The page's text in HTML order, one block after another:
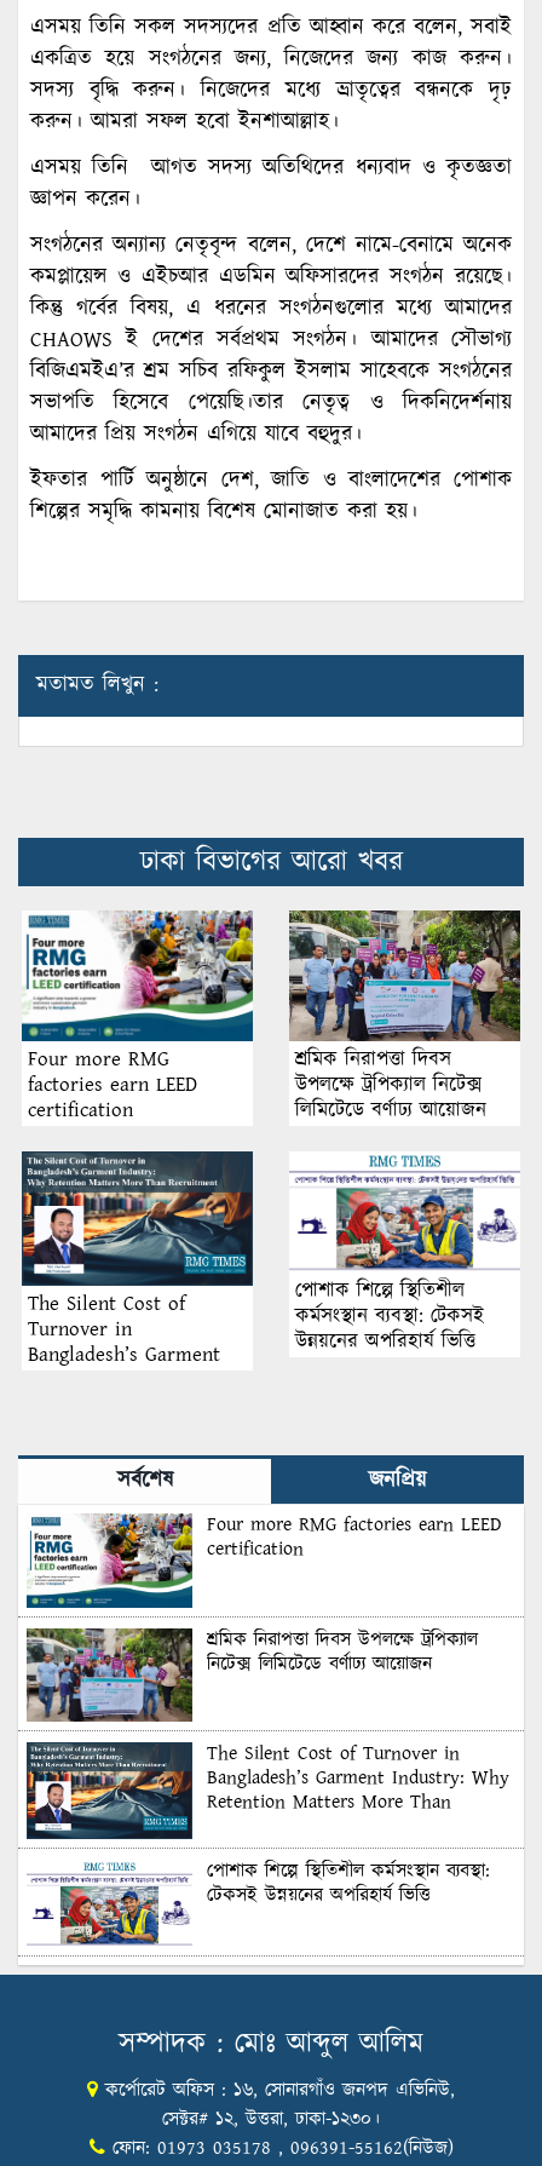
এসময় তিনি সকল সদস্যদের প্রতি আহ্বান করে বলেন, সবাই
একত্রিত হয়ে সংগঠনের জন্য, নিজেদের জন্য কাজ করুন।
সদস্য বৃদ্ধি করুন। নিজেদের মধ্যে ভ্রাতৃত্বের বন্ধনকে দৃঢ়
করুন। আমরা সফল হবো ইনশাআল্লাহ।
এসময় তিনি আগত সদস্য অতিথিদের ধন্যবাদ ও কৃতজ্ঞতা
জ্ঞাপন করেন।
সংগঠনের অন্যান্য নেতৃবৃন্দ বলেন, দেশে নামে-বেনামে অনেক
কমপ্লায়েন্স ও এইচআর এডমিন অফিসারদের সংগঠন রয়েছে।
কিন্তু গর্বের বিষয়, এ ধরনের সংগঠনগুলোর মধ্যে আমাদের
CHAOWS ই দেশের সর্বপ্রথম সংগঠন। আমাদের সৌভাগ্য
বিজিএমইএ’র শ্রম সচিব রফিকুল ইসলাম সাহেবকে সংগঠনের
সভাপতি হিসেবে পেয়েছি।তার নেতৃত্ব ও দিকনিদের্শনায়
আমাদের প্রিয় সংগঠন এগিয়ে যাবে বহুদুর।
ইফতার পার্টি অনুষ্ঠানে দেশ, জাতি ও বাংলাদেশের পোশাক
শিল্পের সমৃদ্ধি কামনায় বিশেষ মোনাজাত করা হয়।
মতামত লিখুন :
ঢাকা বিভাগের আরো খবর
Four more RMG
factories earn LEED
certification
শ্রমিক নিরাপত্তা দিবস
উপলক্ষে ট্রপিক্যাল নিটেক্স
লিমিটেডে বর্ণাঢ্য আয়োজন
The Silent Cost of
Turnover in
Bangladesh’s Garment
পোশাক শিল্পে স্থিতিশীল
কর্মসংস্থান ব্যবস্থা: টেকসই
উন্নয়নের অপরিহার্য ভিত্তি
সর্বশেষ জনপ্রিয়
Four more RMG factories earn LEED
certification
শ্রমিক নিরাপত্তা দিবস উপলক্ষে ট্রপিক্যাল
নিটেক্স লিমিটেডে বর্ণাঢ্য আয়োজন
The Silent Cost of Turnover in
Bangladesh’s Garment Industry: Why
Retention Matters More Than
পোশাক শিল্পে স্থিতিশীল কর্মসংস্থান ব্যবস্থা:
টেকসই উন্নয়নের অপরিহার্য ভিত্তি
শুল্কের দেয়াল ভাঙার সুযোগ: মার্কিন বাজারে
Honoring Excellence: Texstream
Fashion Ltd. Rewards Best Workers–
2026
সম্পাদক : মোঃ আব্দুল আলিম
কর্পোরেট অফিস : ১৬, সোনারগাঁও জনপদ এভিনিউ,
সেক্টর# ১২, উত্তরা, ঢাকা-১২৩০।
ফোন: 01973 035178 , 096391-55162(নিউজ)